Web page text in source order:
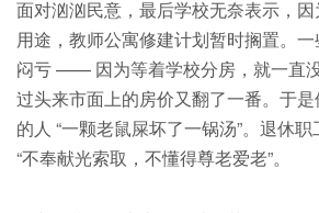
面对汹汹民意，最后学校无奈表示，
用途，教师公寓修建计划暂时搁置。
闷亏 —— 因为等着学校分房，就一直
过头来市面上的房价又翻了一番。于
的人 “一颗老鼠屎坏了一锅汤”。退休
“不奉献光索取，不懂得尊老爱老”。